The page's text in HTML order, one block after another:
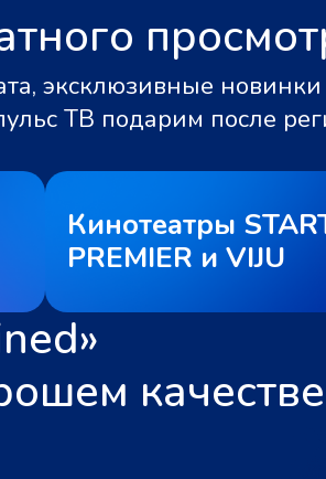
эксклюзивные новинки
ТВ подарим после
Кинотеатры
PREMIER и VIJU
качестве